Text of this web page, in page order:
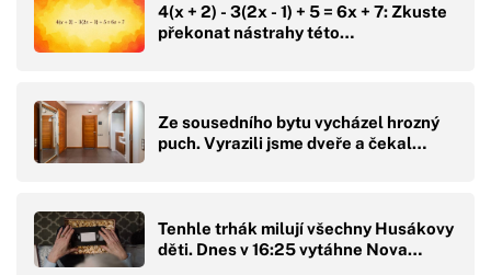
4(x + 2) - 3(2x - 1) + 5 = 6x + 7: Zkuste
překonat nástrahy této…
Ze sousedního bytu vycházel hrozný
puch. Vyrazili jsme dveře a čekal…
Tenhle trhák milují všechny Husákovy
děti. Dnes v 16:25 vytáhne Nova…